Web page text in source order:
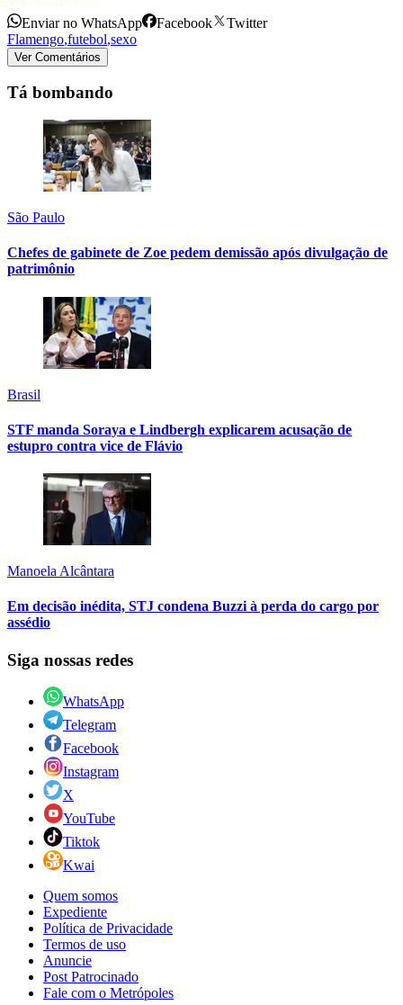
Enviar no WhatsApp Facebook
Twitter
Flamengo,futebol,sexo
Ver Comentários
Tá bombando
São Paulo
Chefes de gabinete de Zoe pedem demissão após divulgação de
patrimônio
Brasil
STF manda Soraya e Lindbergh explicarem acusação de
estupro contra vice de Flávio
Manoela Alcântara
Em decisão inédita, STJ condena Buzzi à perda do cargo por
assédio
Siga nossas redes
WhatsApp
Telegram
Facebook
Instagram
X
YouTube
Tiktok
Kwai
Quem somos
Expediente
Política de Privacidade
Termos de uso
Anuncie
Post Patrocinado
Fale com o Metrópoles